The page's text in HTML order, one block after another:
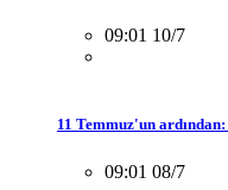
09:01 10/7
11 Temmuz'un
09:01 08/7